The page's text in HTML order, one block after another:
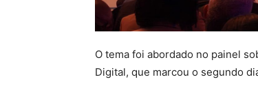
O tema foi abordado no painel
Digital, que marcou o segundo